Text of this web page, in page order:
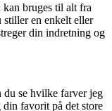
bruges til alt fra
en enkelt eller
din indretning og
du se hvilke farver jeg
favorit på det store